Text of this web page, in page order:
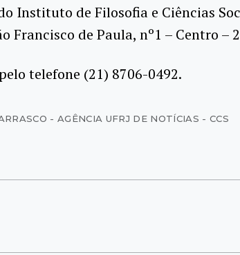
Instituto de Filosofia e Ciências
Francisco de Paula, nº1 – Centro –
telefone (21) 8706-0492.
- AGÊNCIA UFRJ DE NOTÍCIAS - CCS